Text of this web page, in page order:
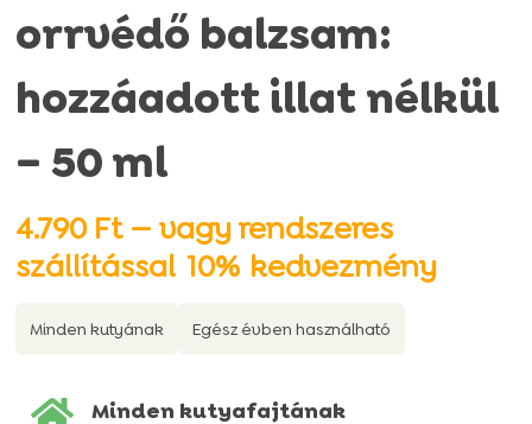
értékelés
orrvédő balzsam:
hozzáadott illat nélkül
– 50 ml
4.790 Ft — vagy rendszeres
szállítással 10% kedvezmény
Minden kutyának Egész évben használható

Minden kutyafajtának